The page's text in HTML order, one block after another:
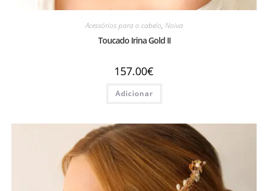
Acessórios para o cabelo, Noiva
Toucado Irina Gold II
157.00€
Adicionar